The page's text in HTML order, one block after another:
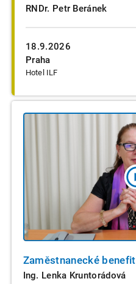
18.9.2026
Praha
Hotel ILF
RNDr. Petr Beránek
Zaměstnanecké
Ing. Lenka Kruntorádová